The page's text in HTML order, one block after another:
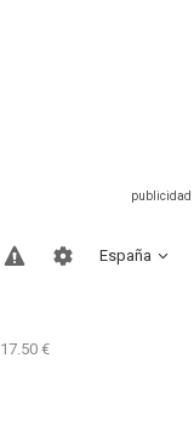
España
17.50 €